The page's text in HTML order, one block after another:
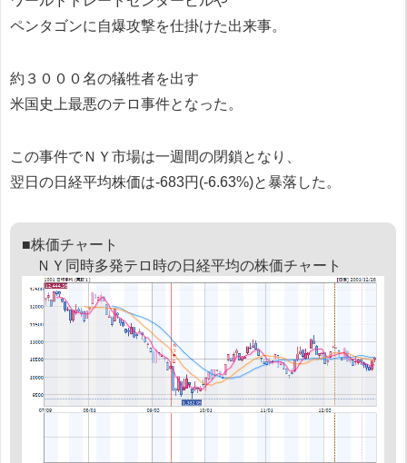
ペンタゴンに自爆攻撃を仕掛けた出来事。
約３０００名の犠牲者を出す
米国史上最悪のテロ事件となった。
この事件でＮＹ市場は一週間の閉鎖となり、
翌日の日経平均株価は-683円(-6.63%)と暴落した。
■株価チャート
ＮＹ同時多発テロ時の日経平均の株価チャート